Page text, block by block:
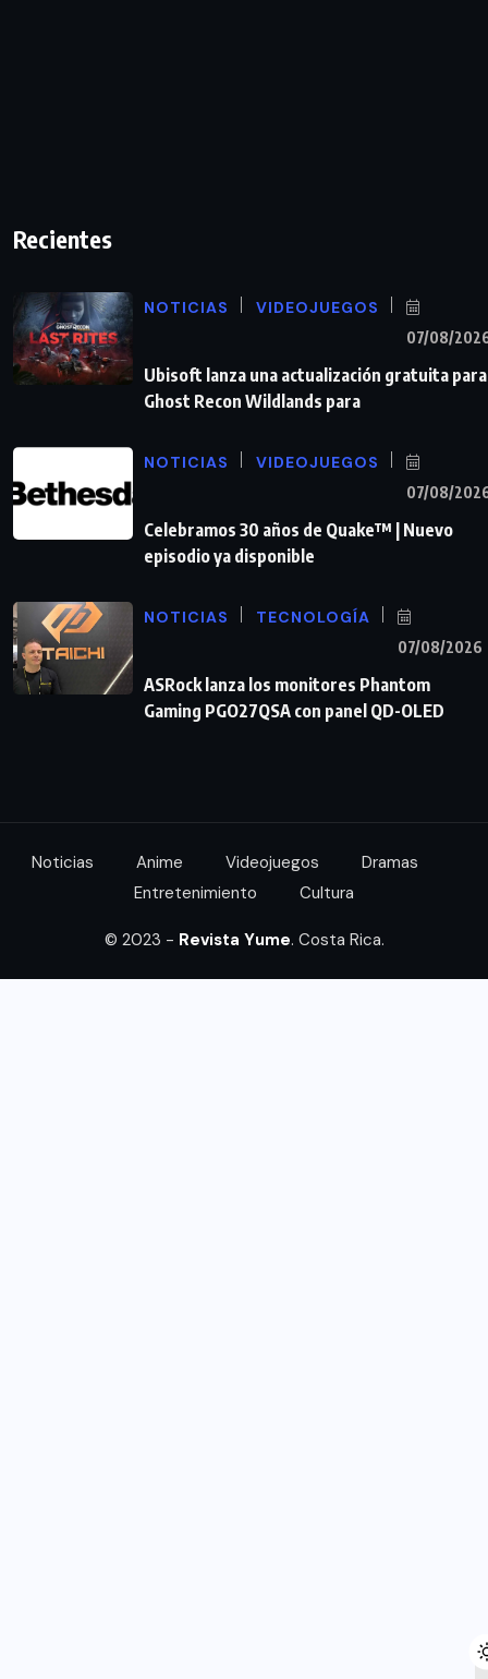
Recientes
NOTICIAS VIDEOJUEGOS
07/08/
Ubisoft lanza una actualización gratuita para
Ghost Recon Wildlands para
NOTICIAS VIDEOJUEGOS
07/08/
Celebramos 30 años de Quake™ | Nuevo
episodio ya disponible
NOTICIAS TECNOLOGÍA
07/08/2026
ASRock lanza los monitores Phantom
Gaming PGO27QSA con panel QD-OLED
Noticias Anime Videojuegos
Dramas
Entretenimiento
Cultura
© 2023 - Revista Yume. Costa Rica.